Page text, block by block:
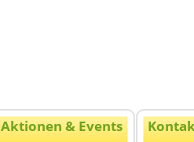
Aktionen & Events